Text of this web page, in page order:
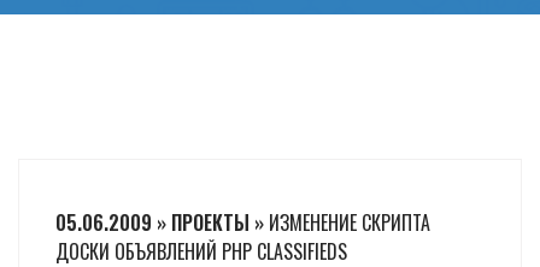
05.06.2009 » ПРОЕКТЫ » ИЗМЕНЕНИЕ СКРИПТА
ДОСКИ ОБЪЯВЛЕНИЙ PHP CLASSIFIEDS